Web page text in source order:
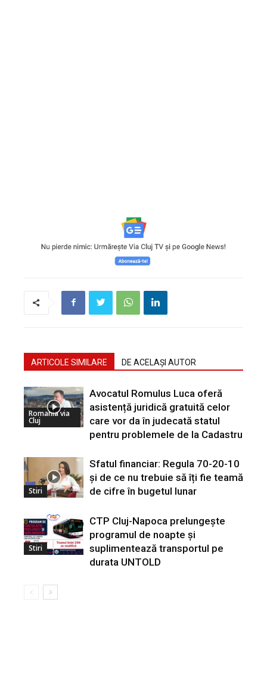
ARTICOLE SIMILARE DE ACELAȘI AUTOR
Romania via
Cluj
Avocatul Romulus Luca oferă
asistență juridică gratuită celor
care vor da în judecată statul
pentru problemele de la Cadastru
Stiri
Sfatul financiar: Regula 70-20-10
și de ce nu trebuie să îți fie teamă
de cifre în bugetul lunar
Stiri
CTP Cluj-Napoca prelungește
programul de noapte și
suplimentează transportul pe
durata UNTOLD